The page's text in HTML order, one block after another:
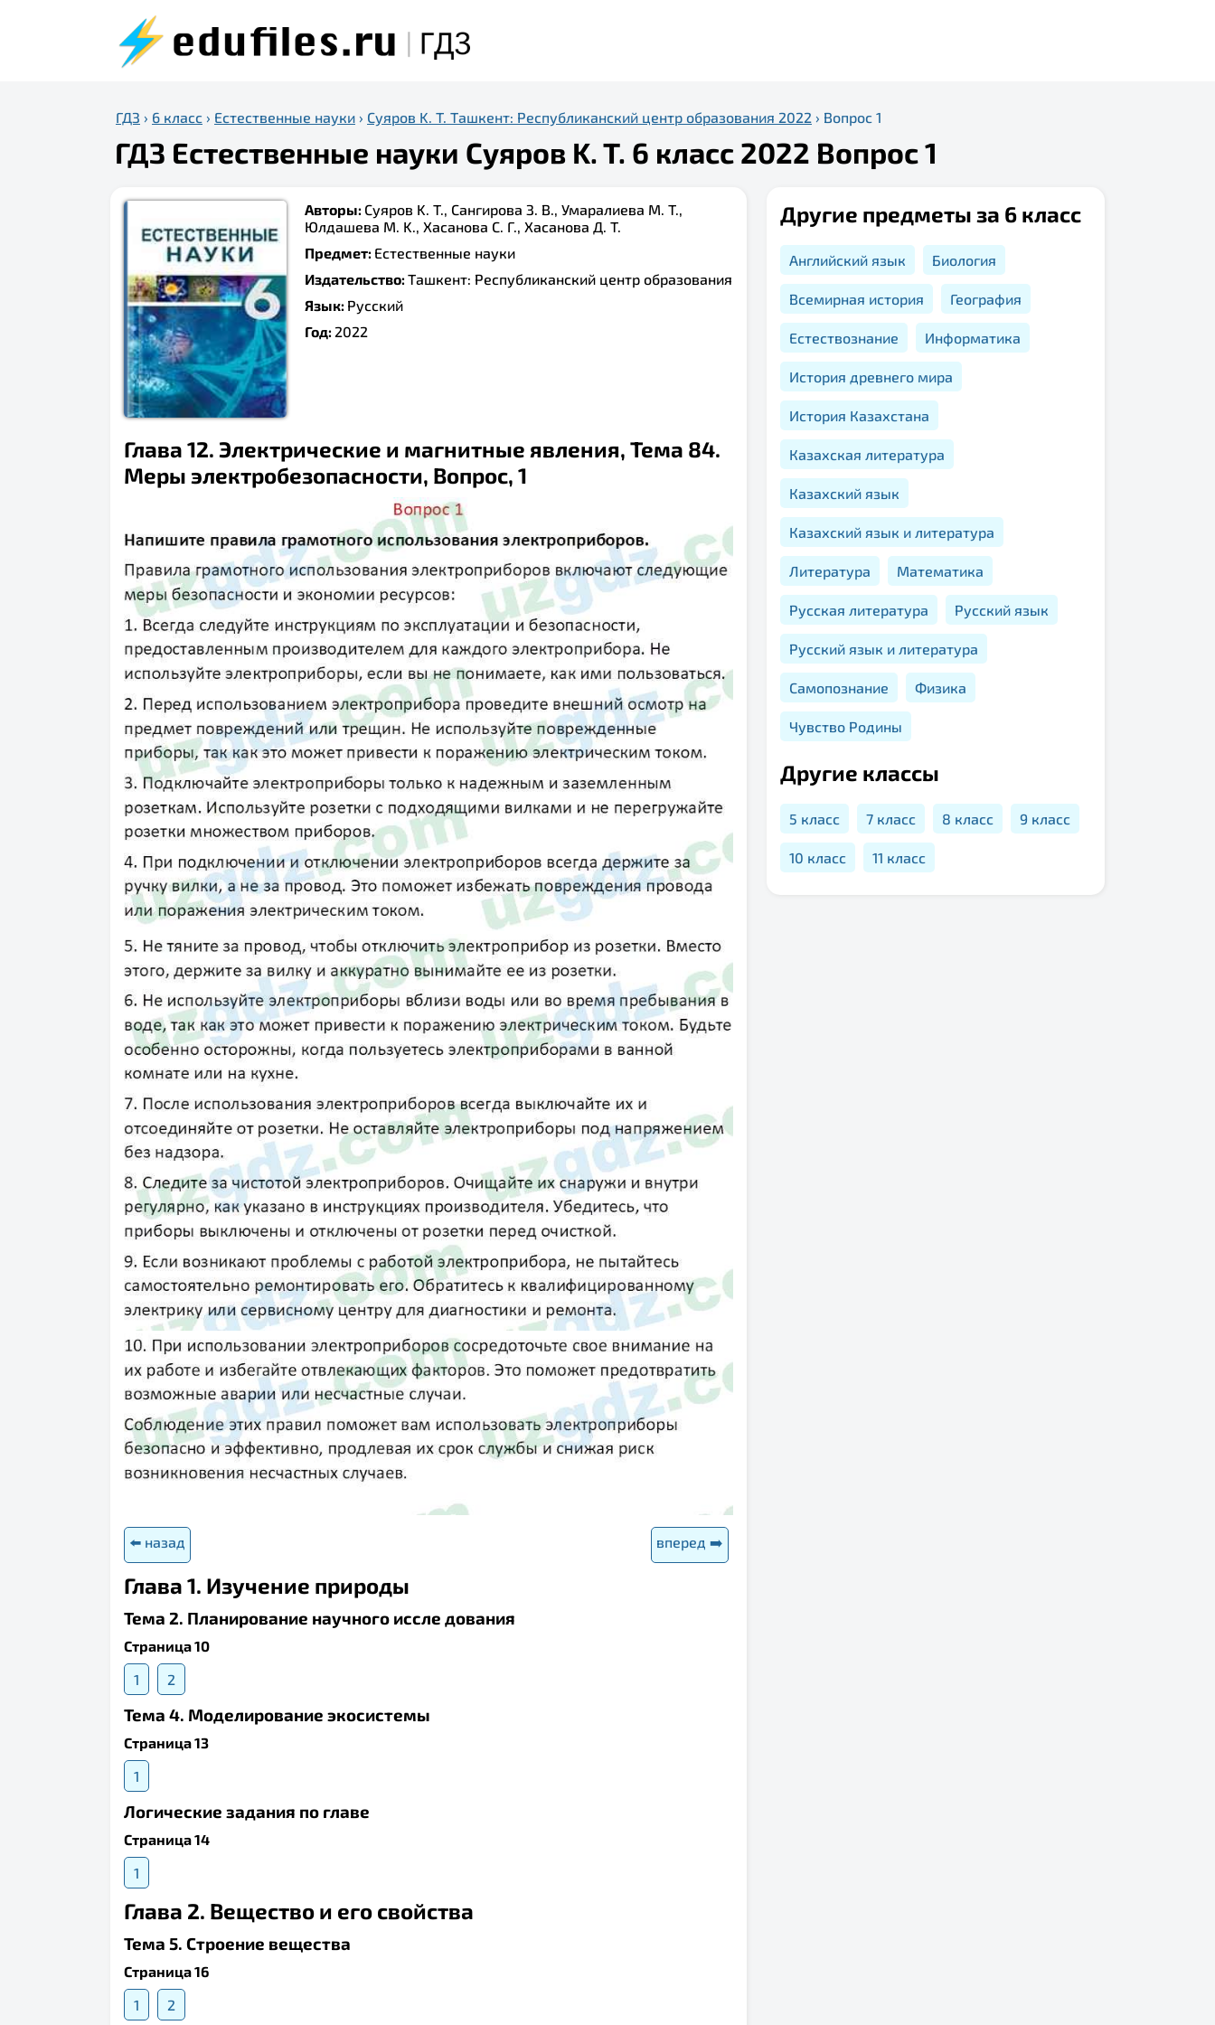
ГДЗ › 6 класс › Естественные науки › Суяров K. T. Ташкент: Республиканский центр образования 2022 › Вопрос 1
ГДЗ Естественные науки Суяров K. T. 6 класс 2022 Вопрос 1
Авторы: Суяров K. T., Сангирова З. B., Умаралиева М. T.,
Юлдашева M. K., Хасанова С. Г., Хасанова Д. T.
Предмет: Естественные науки
Издательство:Ташкент: Республиканский центр образования
Язык: Русский
Год: 2022
Глава 12. Электрические и магнитные явления, Тема 84.
Меры электробезопасности, Вопрос, 1
⬅️ назад вперед ➡️
Глава 1. Изучение природы
Тема 2. Планирование научного иссле дования
Страница 10
1
2
Тема 4. Моделирование экосистемы
Страница 13
1
Логические задания по главе
Страница 14
1
Глава 2. Вещество и его свойства
Тема 5. Строение вещества
Страница 16
1
2
Другие предметы за 6 класс
Английский язык Биология
Всемирная история География
Естествознание Информатика
История древнего мира
История Казахстана
Казахская литература
Казахский язык
Казахский язык и литература
Литература Математика
Русская литература Русский язык
Русский язык и литература
Самопознание Физика
Чувство Родины
Другие классы
5 класс 7 класс 8 класс 9 класс
10 класс 11 класс